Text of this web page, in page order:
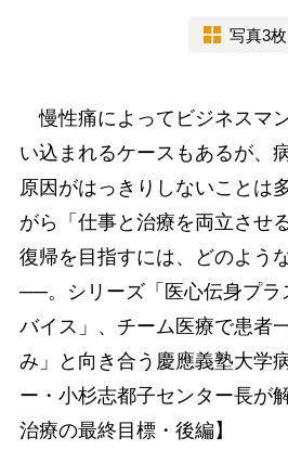
写真3枚
慢性痛によってビジネスマ
い込まれるケースもあるが、
原因がはっきりしないことは
がら「仕事と治療を両立させ
復帰を目指すには、どのよう
──。シリーズ「医心伝身プ
バイス」、チーム医療で患者
み」と向き合う慶應義塾大学
ー・小杉志都子センター長が
治療の最終目標・後編】